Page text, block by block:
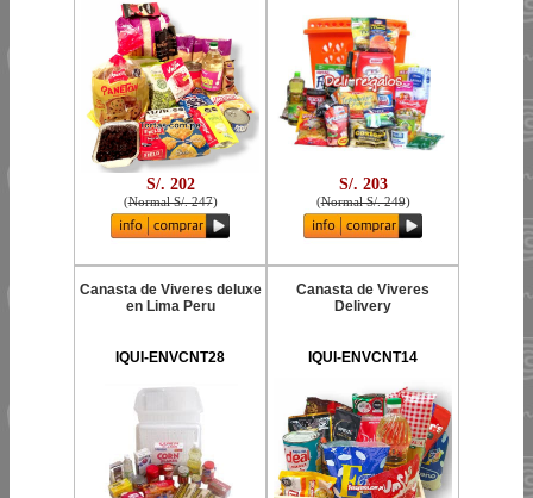
S/. 202
(Normal S/. 247)
S/. 203
(Normal S/. 249)
Canasta de Viveres deluxe
en Lima Peru
IQUI-ENVCNT28
Canasta de Viveres
Delivery
IQUI-ENVCNT14